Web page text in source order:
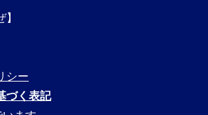
シー
づく表記